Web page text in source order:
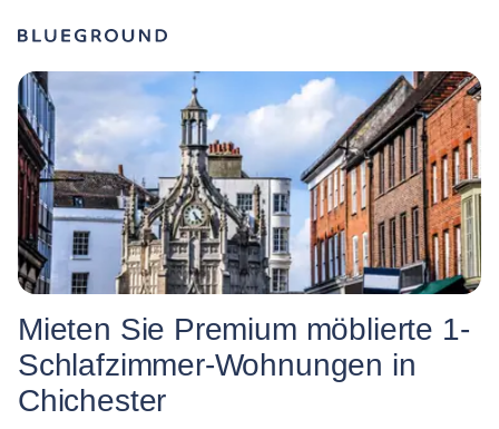
Mieten Sie Premium möblierte 1-
Schlafzimmer-Wohnungen in
Chichester